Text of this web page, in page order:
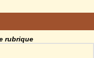
rubrique